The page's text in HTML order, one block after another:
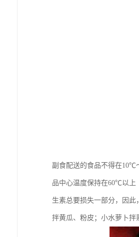
副食配送的食品不得在10℃
品中心温度保持在60℃以上
生素总要损失一部分，因
拌黄瓜、粉皮；小水萝卜拌